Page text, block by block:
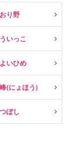
り野
いっこ
いひめ
(にょほう)
ぼし